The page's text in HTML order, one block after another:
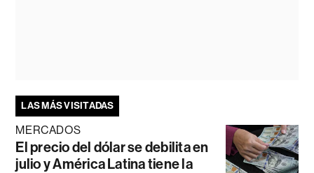
LAS MÁS VISITADAS
MERCADOS
El precio del dólar se debilita en
julio y América Latina tiene la